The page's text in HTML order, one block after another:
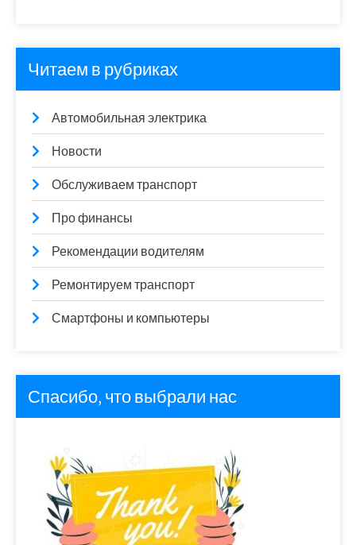
Читаем в рубриках
Автомобильная электрика
Новости
Обслуживаем транспорт
Про финансы
Рекомендации водителям
Ремонтируем транспорт
Смартфоны и компьютеры
Спасибо, что выбрали нас